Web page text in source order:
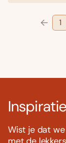
1
Wist je dat